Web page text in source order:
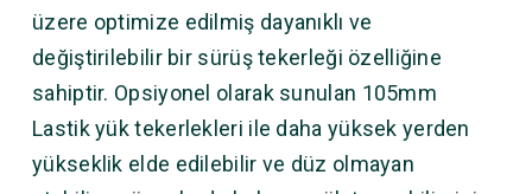
üzere optimize edilmiş dayanıklı ve
değiştirilebilir bir sürüş tekerleği özelliğine
sahiptir. Opsiyonel olarak sunulan 105mm
Lastik yük tekerlekleri ile daha yüksek yerden
yükseklik elde edilebilir ve düz olmayan